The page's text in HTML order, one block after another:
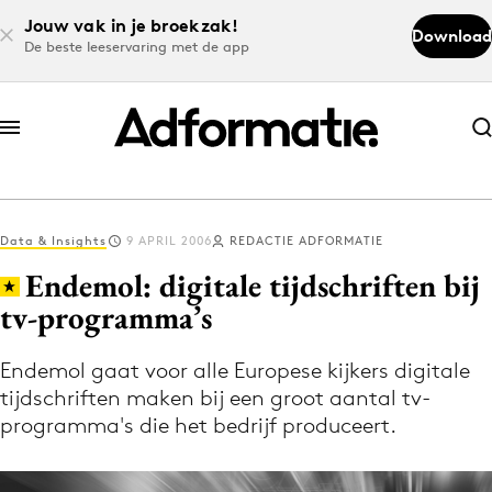
Jouw vak in je broekzak!
De beste leeservaring met de app
Download
Abonneer nu
Abonneer nu
Log in
Volg het laatste nieuws via de Adformatie
Nieuws app
Data & Insights 9 APRIL 2006 REDACTIE ADFORMATIE
Endemol: digitale tijdschriften bij
tv-programma’s
Endemol gaat voor alle Europese kijkers digitale
tijdschriften maken bij een groot aantal tv-
programma's die het bedrijf produceert.